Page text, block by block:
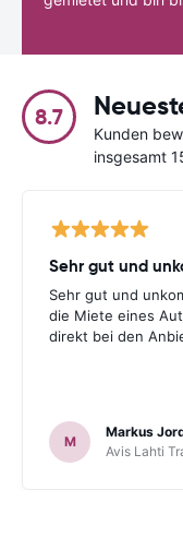
8.7
Kunden
insgesamt
Sehr gut und
die Miete eines
direkt bei den
M
Markus
Avis Lahti